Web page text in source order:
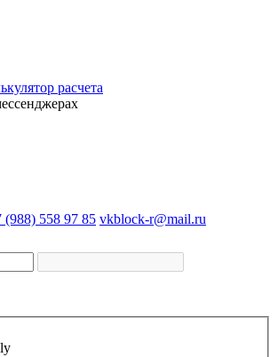
расчета
(988) 558 97 85 vkblock-r@mail.ru